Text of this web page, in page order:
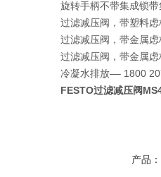
旋转手柄不带集成锁
过滤减压阀，带塑料
过滤减压阀，带金属
过滤减压阀，带金属
冷凝水排放–– 1800
FESTO过滤减压阀
产品：